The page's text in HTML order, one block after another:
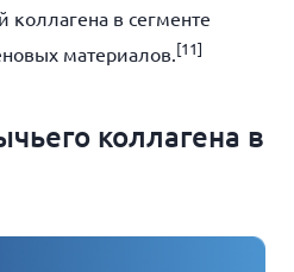
коллагена в сегменте
материалов.[11]
коллагена в